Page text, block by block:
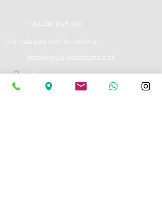
+351 218 058 356
Chamada para rede fixa nacional
booking@aldeiadapraia.pt
? FAQ